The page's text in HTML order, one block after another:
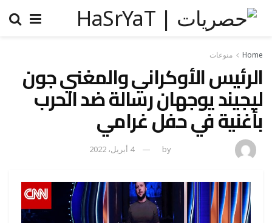
Home منوعات
الرئيس الأوكراني والمغني جون
ليجيند يوجهان رسالة ضد الحرب
بأغنية في حفل غرامي
by 4 أبريل، 2022